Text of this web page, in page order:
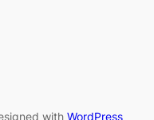
with WordPress